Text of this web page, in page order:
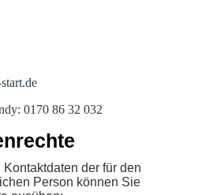
0170 86 32 032
der für den
Person können Sie